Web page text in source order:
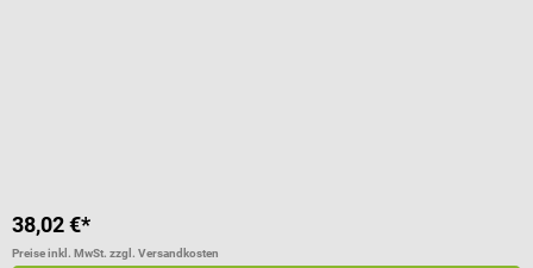
38,02 €*
Preise inkl. MwSt. zzgl. Versandkosten